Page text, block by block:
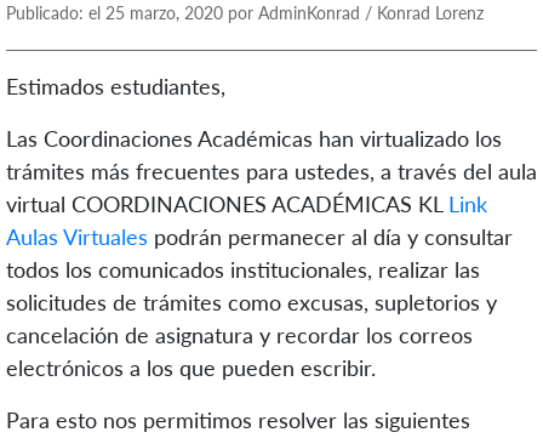
Publicado: el 25 marzo, 2020 por AdminKonrad / Konrad Lorenz
Estimados estudiantes,
Las Coordinaciones Académicas han virtualizado los
trámites más frecuentes para ustedes, a través del aula
virtual COORDINACIONES ACADÉMICAS KL Link
Aulas Virtuales podrán permanecer al día y consultar
todos los comunicados institucionales, realizar las
solicitudes de trámites como excusas, supletorios y
cancelación de asignatura y recordar los correos
electrónicos a los que pueden escribir.
Para esto nos permitimos resolver las siguientes